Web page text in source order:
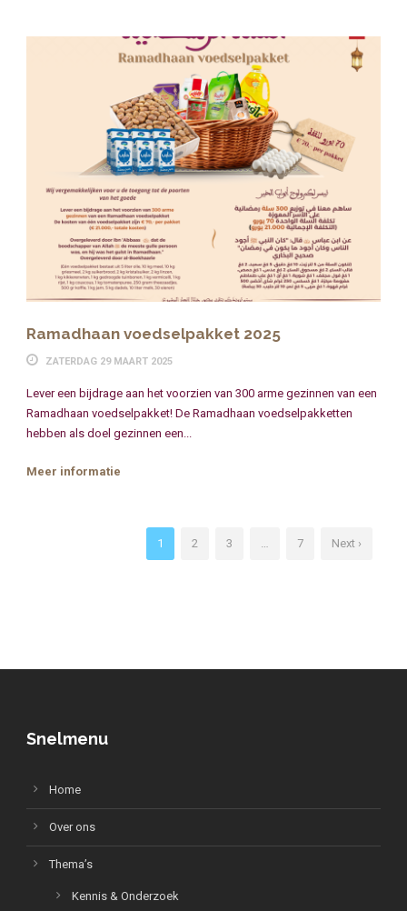
Ramadhaan voedselpakket 2025
ZATERDAG 29 MAART 2025
Lever een bijdrage aan het voorzien van 300 arme gezinnen van een
Ramadhaan voedselpakket! De Ramadhaan voedselpakketten
hebben als doel gezinnen een...
Meer informatie
1 2 3 … 7 Next ›
Snelmenu
Home
Over ons
Thema’s
Kennis & Onderzoek